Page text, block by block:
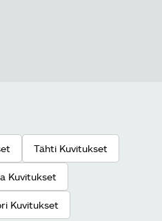
Tähti Kuvitukset
Kuvitukset
Kuvitukset